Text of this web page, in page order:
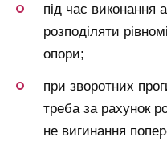
під час виконання
розподіляти
опори;
при зворотних
треба за рахунок
не вигинання